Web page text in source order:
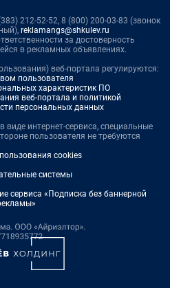
212-52-52, 8 (800) 200-03-83 (звонок
reklamangs@shkulev.ru
за достоверность
в рекламных объявлениях.
веб-портала регулируются:
пользователя
характеристик ПО
веб-портала и политикой
персональных данных
виде интернет-сервиса, специальные
пользователя не требуются
cookies
системы
сервиса «Подписка без баннерной